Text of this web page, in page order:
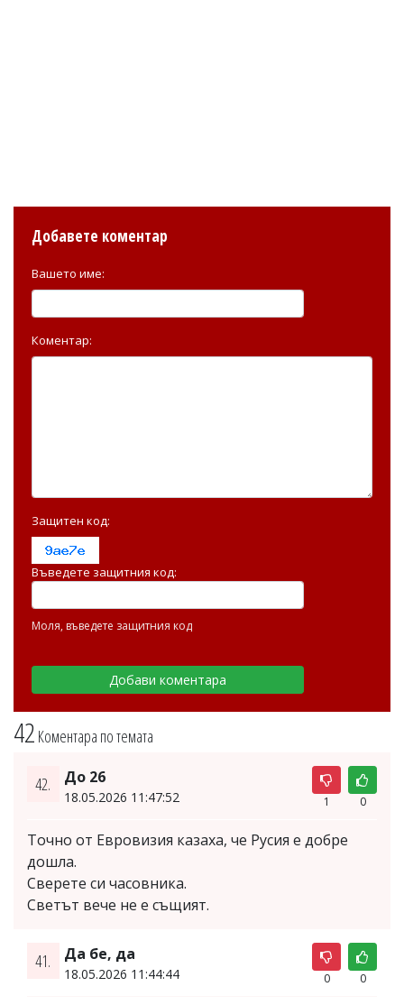
42 Коментара по темата
42. До 26
18.05.2026 11:47:52 1 0
Точно от Евровизия казаха, че Русия е добре
дошла.
Сверете си часовника.
Светът вече не е същият.
41. Да бе, да
18.05.2026 11:44:44 0 0
Добавете коментар
Вашето име:
Коментар:
Защитен код:
Въведете защитния код:
Моля, въведете защитния код